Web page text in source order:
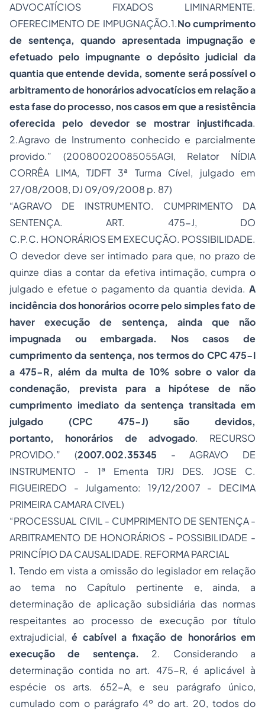
ADVOCATÍCIOS FIXADOS LIMINARMENTE.
OFERECIMENTO DE IMPUGNAÇÃO.1.No cumprimento
de sentença, quando apresentada impugnação e
efetuado pelo impugnante o depósito judicial da
quantia que entende devida, somente será possível o
arbitramento de honorários advocatícios em relação a
esta fase do processo, nos casos em que a resistência
oferecida pelo devedor se mostrar injustificada.
2.Agravo de Instrumento conhecido e parcialmente
provido.” (20080020085055AGI, Relator NÍDIA
CORRÊA LIMA, TJDFT 3ª Turma Cível, julgado em
27/08/2008, DJ 09/09/2008 p. 87)
“AGRAVO DE INSTRUMENTO. CUMPRIMENTO DA
SENTENÇA. ART. 475-J, DO
C.P.C. HONORÁRIOS EM EXECUÇÃO. POSSIBILIDADE.
O devedor deve ser intimado para que, no prazo de
quinze dias a contar da efetiva intimação, cumpra o
julgado e efetue o pagamento da quantia devida. A
incidência dos honorários ocorre pelo simples fato de
haver execução de sentença, ainda que não
impugnada ou embargada. Nos casos de
cumprimento da sentença, nos termos do CPC 475-I
a 475-R, além da multa de 10% sobre o valor da
condenação, prevista para a hipótese de não
cumprimento imediato da sentença transitada em
julgado (CPC 475-J) são devidos,
portanto, honorários de advogado. RECURSO
PROVIDO.” (2007.002.35345 - AGRAVO DE
INSTRUMENTO - 1ª Ementa TJRJ DES. JOSE C.
FIGUEIREDO - Julgamento: 19/12/2007 - DECIMA
PRIMEIRA CAMARA CIVEL)
“PROCESSUAL CIVIL - CUMPRIMENTO DE SENTENÇA -
ARBITRAMENTO DE HONORÁRIOS - POSSIBILIDADE -
PRINCÍPIO DA CAUSALIDADE. REFORMA PARCIAL
1. Tendo em vista a omissão do legislador em relação
ao tema no Capítulo pertinente e, ainda, a
determinação de aplicação subsidiária das normas
respeitantes ao processo de execução por título
extrajudicial,é cabível a fixação de honorários em
execução de sentença. 2. Considerando a
determinação contida no art. 475-R, é aplicável à
espécie os arts. 652-A, e seu parágrafo único,
cumulado com o parágrafo 4º do art. 20, todos do